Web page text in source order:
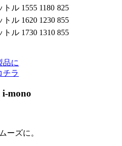
トル 1555 1180 825
トル 1620 1230 855
トル 1730 1310 855
品に
チラ
ーズに。